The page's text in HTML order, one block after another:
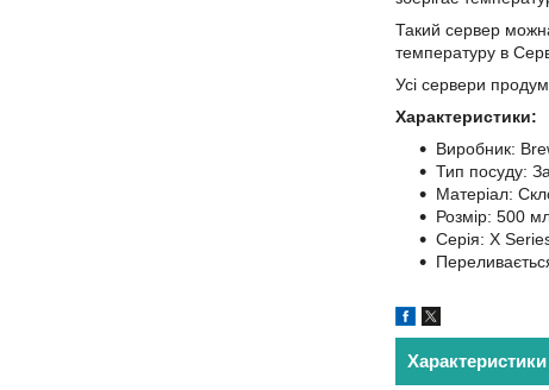
Такий сервер
температуру в
Усі сервери
Характеристики:
Виробник:
Тип посуду:
Матеріал:
Розмір: 500
Серія: X
Характеристики